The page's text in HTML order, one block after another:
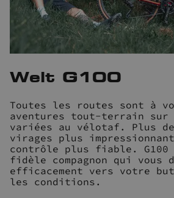
Welt G100
Toutes les routes sont à
aventures tout-terrain sur
variées au vélotaf. Plus
virages plus
contrôle plus fiable.
fidèle compagnon qui vous
efficacement vers votre
les conditions.